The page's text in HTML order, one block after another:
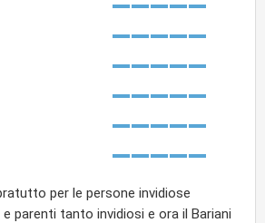
per le persone invidiose
e parenti tanto invidiosi e ora il Bariani